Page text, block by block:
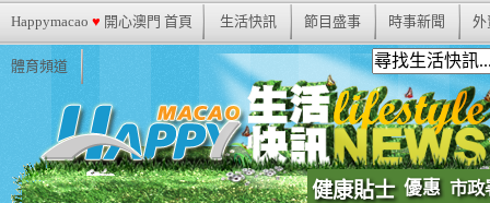
Happymacao ♥ 開心澳門 首頁 生活快訊 節目盛事 時事新聞 外
體育頻道
健康貼士 優惠 市政